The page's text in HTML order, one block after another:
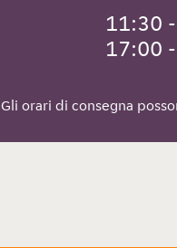
11:30
17:00
Gli orari di consegna